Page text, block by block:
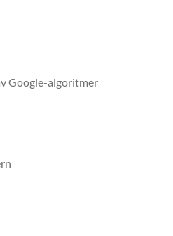
Google-algoritmer